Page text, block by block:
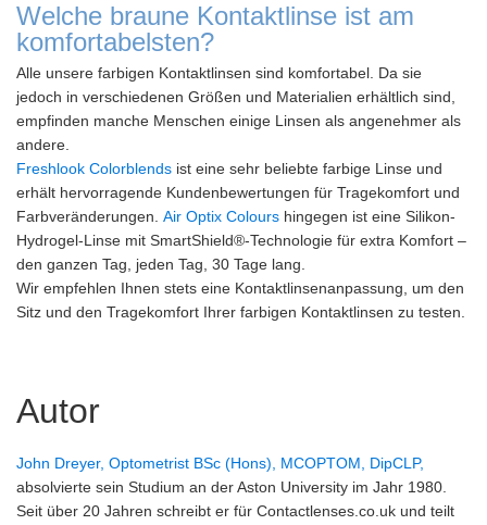
Welche braune Kontaktlinse ist am
komfortabelsten?
Alle unsere farbigen Kontaktlinsen sind komfortabel. Da sie
jedoch in verschiedenen Größen und Materialien erhältlich sind,
empfinden manche Menschen einige Linsen als angenehmer als
andere.
Freshlook Colorblends ist eine sehr beliebte farbige Linse und
erhält hervorragende Kundenbewertungen für Tragekomfort und
Farbveränderungen. Air Optix Colours hingegen ist eine Silikon-
Hydrogel-Linse mit SmartShield®-Technologie für extra Komfort –
den ganzen Tag, jeden Tag, 30 Tage lang.
Wir empfehlen Ihnen stets eine Kontaktlinsenanpassung, um den
Sitz und den Tragekomfort Ihrer farbigen Kontaktlinsen zu testen.
Autor
John Dreyer, Optometrist BSc (Hons), MCOPTOM, DipCLP,
absolvierte sein Studium an der Aston University im Jahr 1980.
Seit über 20 Jahren schreibt er für Contactlenses.co.uk und teilt